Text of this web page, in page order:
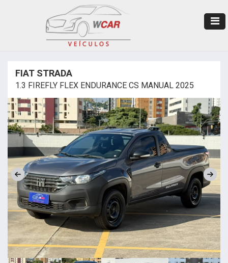
FIAT STRADA
1.3 FIREFLY FLEX ENDURANCE CS MANUAL 2025